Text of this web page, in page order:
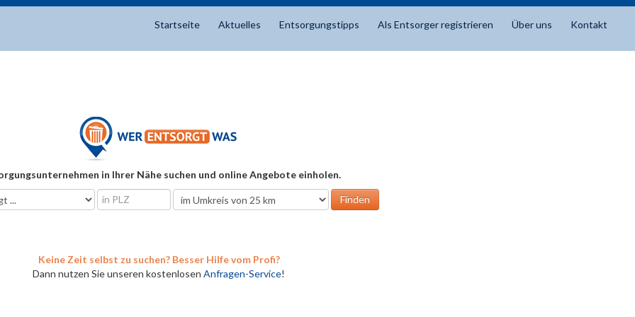
Startseite Aktuelles Entsorgungstipps Als Entsorger registrieren Über uns Kontakt
in Ihrer Nähe suchen und online Angebote einholen.
Keine Zeit selbst zu suchen? Besser Hilfe vom Profi?
Dann nutzen Sie unseren kostenlosen Anfragen-Service!